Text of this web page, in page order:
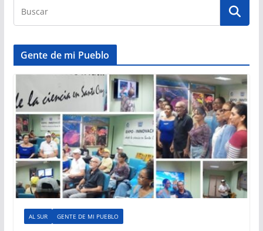
Gente de mi Pueblo
AL SUR GENTE DE MI PUEBLO